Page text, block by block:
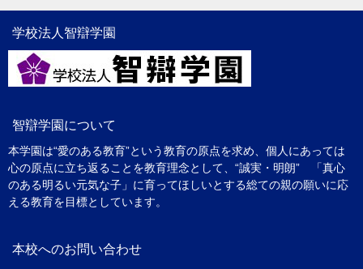
学校法人智辯学園
智辯学園について
本学園は“愛のある教育”という教育の原点を求め、個人にあっては
心の原点に立ち返ることを教育理念として、“誠実・明朗” 「真心
のある明るい元気な子」に育ってほしいとする総ての親の願いに応
える教育を目標としています。
本校へのお問い合わせ